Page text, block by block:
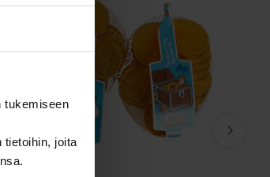
tukemiseen
tietoihin, joita